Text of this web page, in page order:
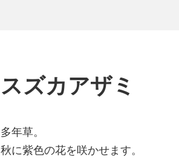
スズカアザミ
多年草。
秋に紫色の花を咲かせます。